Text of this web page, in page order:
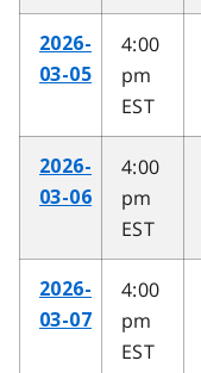
2026-
03-05
4:00
pm
EST
2026-
03-06
4:00
pm
EST
2026-
03-07
4:00
pm
EST